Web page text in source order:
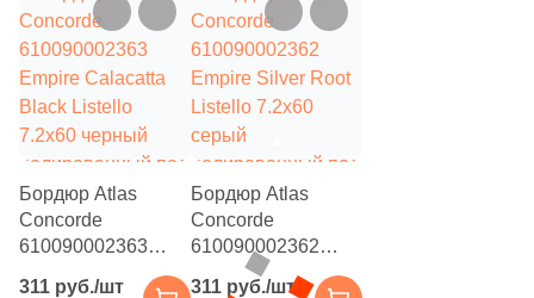
20x120 (1)
22.5x22.5 (2)
24.5x19 (1)
24.5x15 (1)
24.5x13 (
24.5x20 (1)
под камень
под камень
Бордюр Atlas
Concorde
610090002363
Empire Calacatta
311 руб./шт
Бордюр Atlas
Concorde
610090002362
Empire Silver Root
311 руб./шт